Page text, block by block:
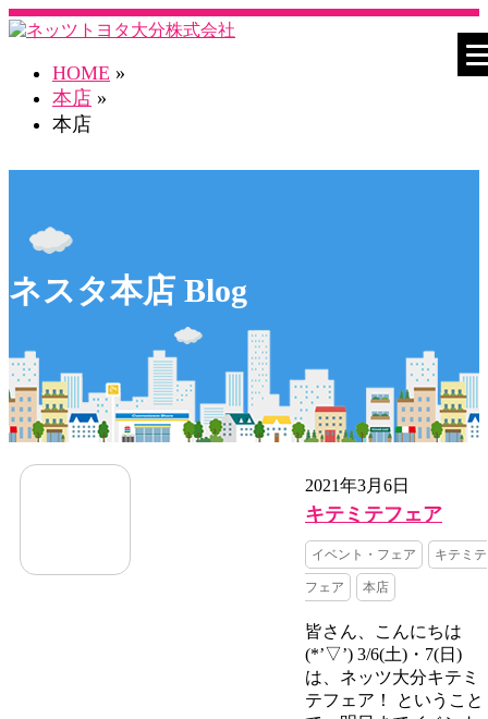
HOME »
本店 »
本店
ネスタ本店 Blog
2021年3月6日
キテミテフェア
イベント・フェア キテミテ
フェア 本店
皆さん、こんにちは
(*’▽’) 3/6(土)・7(日)
は、ネッツ大分キテミ
テフェア！ ということ